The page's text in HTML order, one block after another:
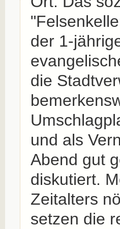
der 1-
die
und als
Abend gut
diskutiert.
Zeitalters
setzen die